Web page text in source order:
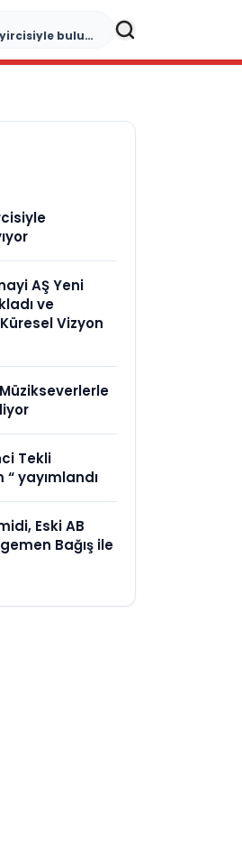
“Düğün Şarkıcısı” seyircisiyle buluşmak için gün sayıyor
AŞ Yeni
ve
Vizyon
Tekli
yayımlandı
Eski AB
Bağış ile